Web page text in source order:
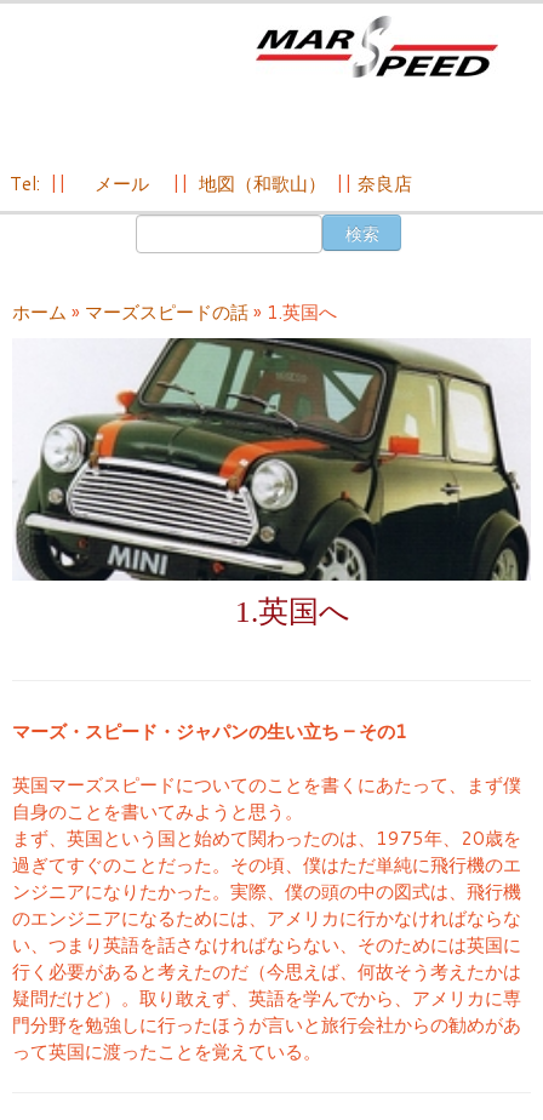
ン
Tel: メール 地図（和歌山） 奈良店
ホーム » マーズスピードの話» 1.英国へ
1.英国へ
マーズ・スピード・ジャパンの生い立ち – その1
英国マーズスピードについてのことを書くにあたって、まず僕
自身のことを書いてみようと思う。
まず、英国という国と始めて関わったのは、1975年、20歳を
過ぎてすぐのことだった。その頃、僕はただ単純に飛行機のエ
ンジニアになりたかった。実際、僕の頭の中の図式は、飛行機
のエンジニアになるためには、アメリカに行かなければならな
い、つまり英語を話さなければならない、そのためには英国に
行く必要があると考えたのだ（今思えば、何故そう考えたかは
疑問だけど）。取り敢えず、英語を学んでから、アメリカに専
門分野を勉強しに行ったほうが言いと旅行会社からの勧めがあ
って英国に渡ったことを覚えている。